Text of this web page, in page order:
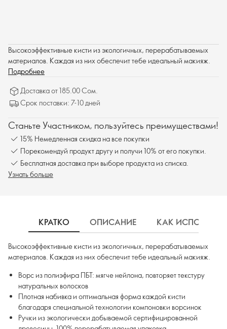
Высокоэффективные кисти из экологичных, перерабатываемых
материалов. Каждая из них обеспечит тебе идеальный макияж.
Подробнее
Доставка от 185.00 Сом.
Срок поставки: 7-10 дней
Станьте Участником, пользуйтесь преимуществами!
15% Немедленная скидка на все покупки
Порекомендуй продукт другу и получи 10% от его покупки.
Бесплатная доставка при выборе продукта из списка.
Узнать больше
КРАТКО ОПИСАНИЕ КАК
Высокоэффективные кисти из экологичных, перерабатываемых
материалов. Каждая из них обеспечит тебе идеальный макияж.
Ворс из полиэфира ПБТ: мягче нейлона, повторяет текстуру
натуральных волосков
Плотная набивка и оптимальная форма каждой кисти
благодаря специальной технологии компоновки ворсинок
Ручки из экологически добываемой сертифицированной